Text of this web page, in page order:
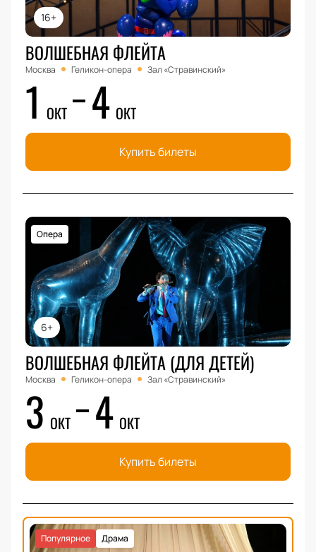
16+
ВОЛШЕБНАЯ ФЛЕЙТА
Москва Геликон-опера Зал «Стравинский»
1 ОКТ 4 ОКТ
Купить билеты
6+
Опера
ВОЛШЕБНАЯ ФЛЕЙТА (ДЛЯ ДЕТЕЙ)
Москва Геликон-опера Зал «Стравинский»
3 ОКТ 4 ОКТ
Купить билеты
Драма
Популярное